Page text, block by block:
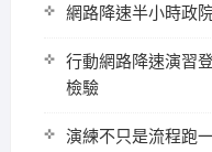
網路降速半小時政
行動網路降速演習
檢驗
演練不只是流程跑